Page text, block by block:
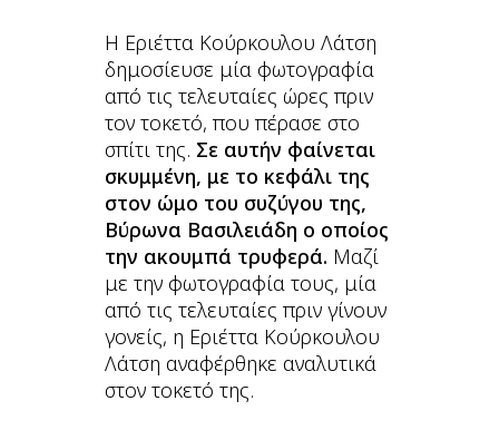
Η Εριέττα Κούρκουλου Λάτση
δημοσίευσε μία φωτογραφία
από τις τελευταίες ώρες πριν
τον τοκετό, που πέρασε στο
σπίτι της. Σε αυτήν φαίνεται
σκυμμένη, με το κεφάλι της
στον ώμο του συζύγου της,
Βύρωνα Βασιλειάδη ο οποίος
την ακουμπά τρυφερά. Μαζί
με την φωτογραφία τους, μία
από τις τελευταίες πριν γίνουν
γονείς, η Εριέττα Κούρκουλου
Λάτση αναφέρθηκε αναλυτικά
στον τοκετό της.